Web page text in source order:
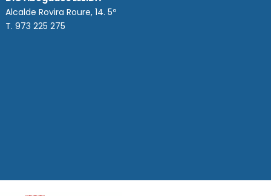
Alcalde Rovira Roure, 14. 5º
T. 973 225 275